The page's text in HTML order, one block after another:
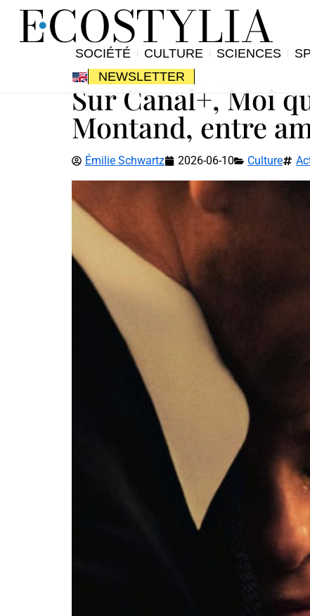
SOCIÉTÉ CULTURE SCIENCES
NEWSLETTER
Sur Canal+, Moi
Montand, entre
Émilie Schwartz 2026-06-10 Culture